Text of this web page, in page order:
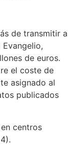
de transmitir a
de euros.
el coste de
asignado al
publicados
centros